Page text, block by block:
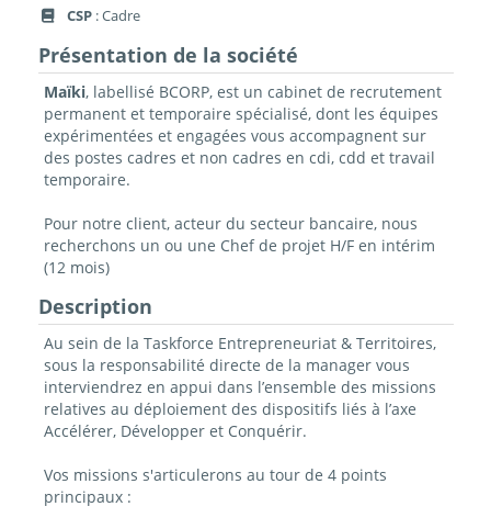
CSP : Cadre
Présentation de la société
Maïki, labellisé BCORP, est un cabinet de recrutement
permanent et temporaire spécialisé, dont les équipes
expérimentées et engagées vous accompagnent sur
des postes cadres et non cadres en cdi, cdd et travail
temporaire.
Pour notre client, acteur du secteur bancaire, nous
recherchons un ou une Chef de projet H/F en intérim
(12 mois)
Description
Au sein de la Taskforce Entrepreneuriat & Territoires,
sous la responsabilité directe de la manager vous
interviendrez en appui dans l’ensemble des missions
relatives au déploiement des dispositifs liés à l’axe
Accélérer, Développer et Conquérir.
Vos missions s'articulerons au tour de 4 points
principaux :